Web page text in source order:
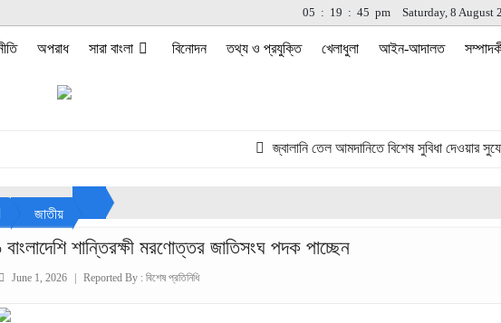
05 : 19 : 45 pm Saturday, 8 August
অপরাধ সারা বাংলা বিনোদন তথ্য ও প্রযুক্তি খেলাধুলা আইন-আদালত
জ্বালানি তেল আমদানিতে বিশেষ সুবিধা দেওয়ার সুযোগ
জাতীয়
শান্তিরক্ষী মরণোত্তর জাতিসংঘ পদক পাচ্ছেন
June 1, 2026 Reported By : বিশেষ প্রতিনিধি